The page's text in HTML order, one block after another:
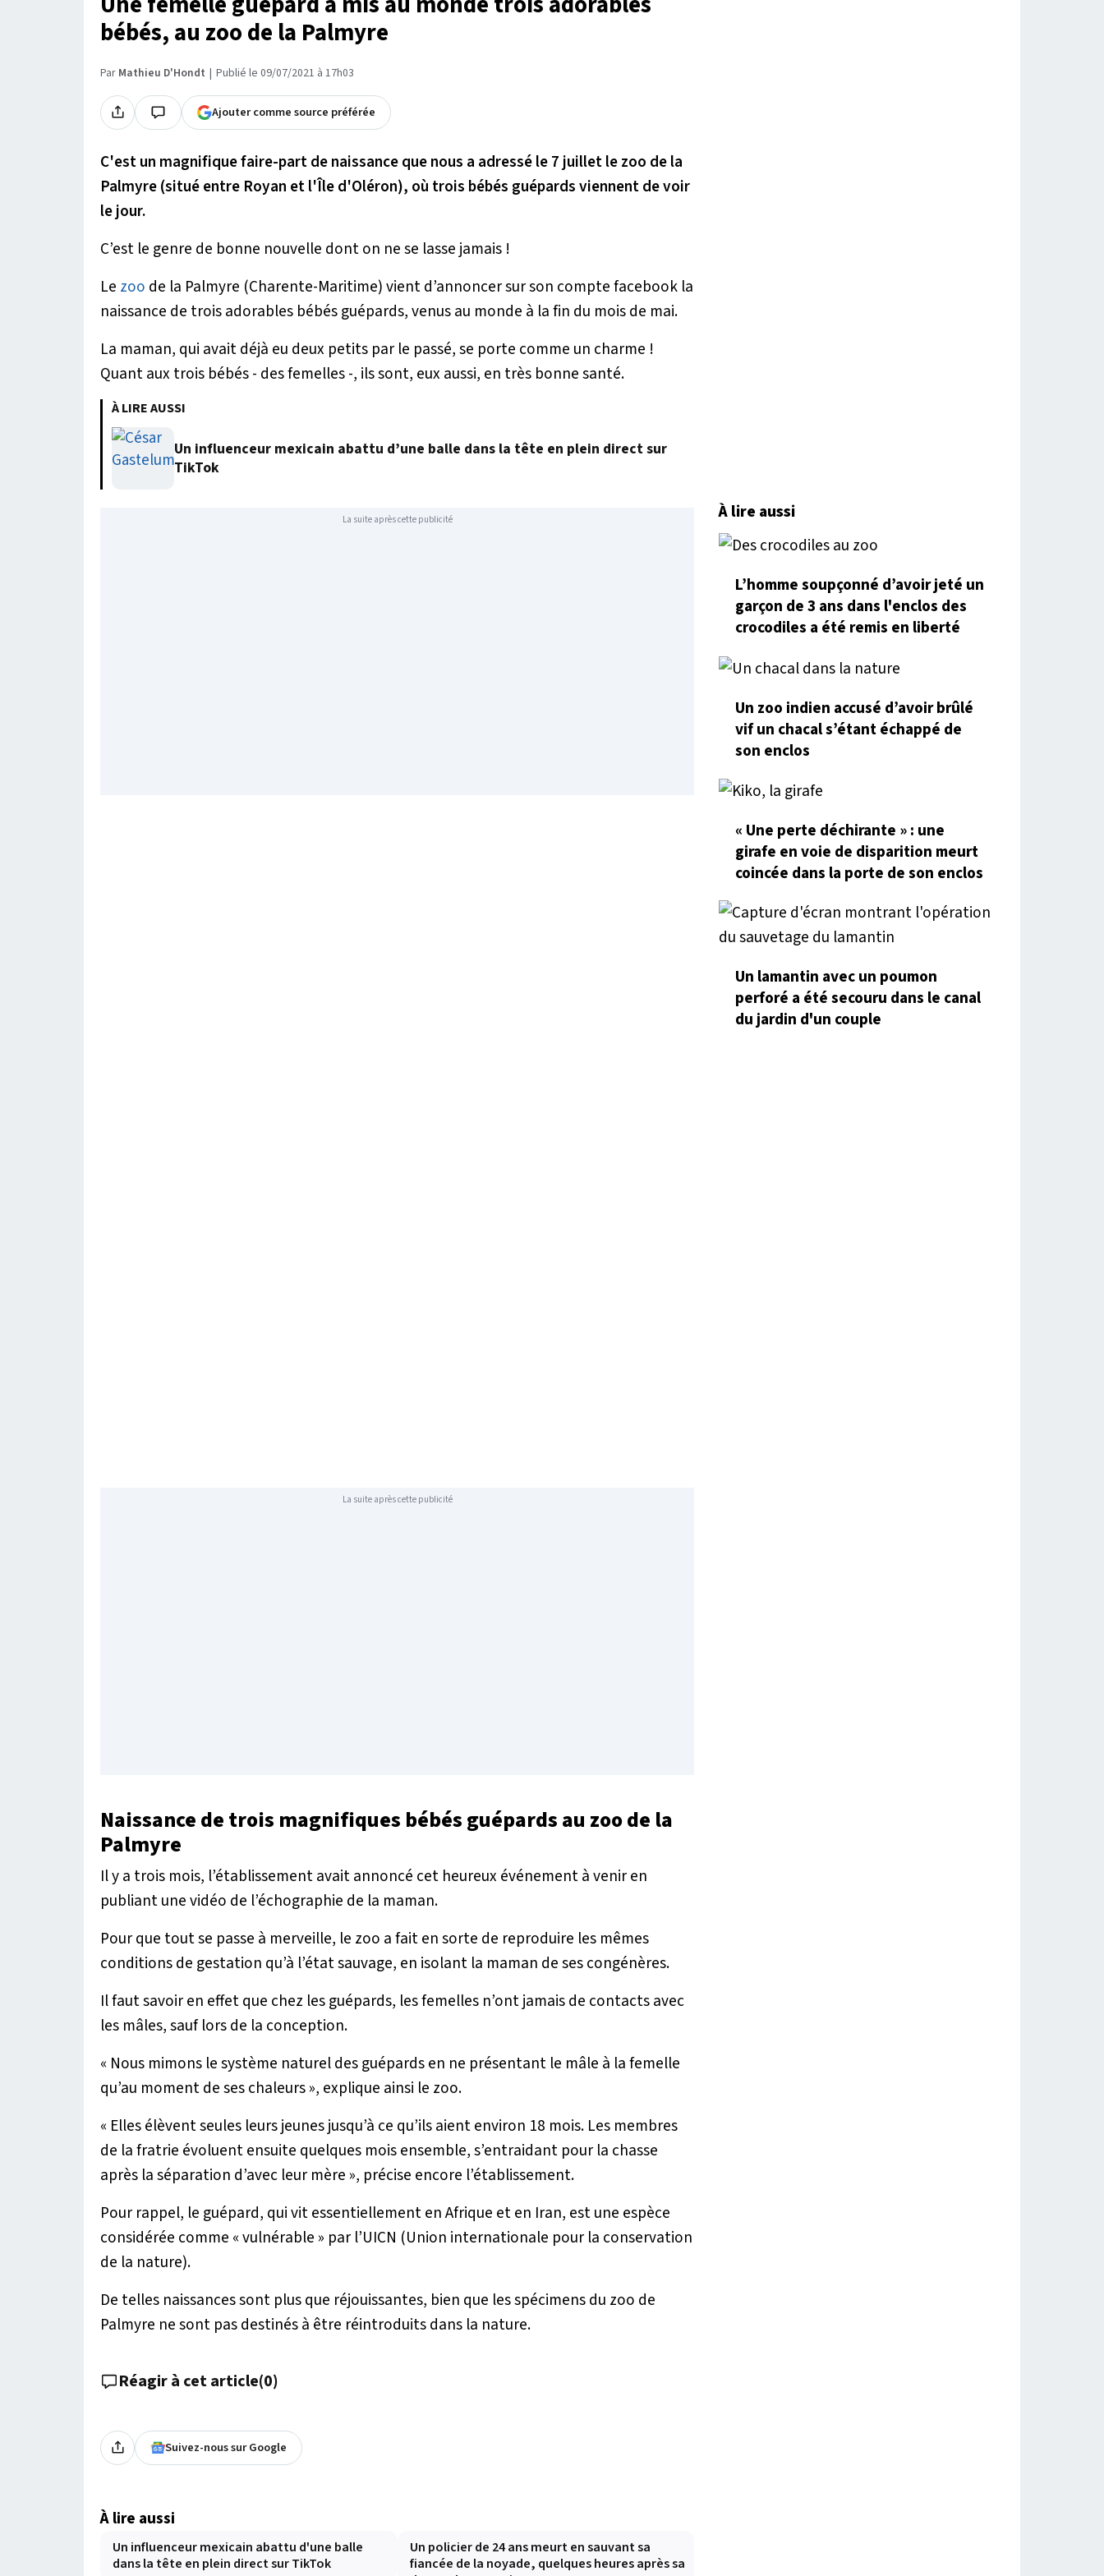
bébés, au zoo de la Palmyre
Par Mathieu D'Hondt Publié le 09/07/2021 à 17h03
Ajouter comme source préférée
C'est un magnifique faire-part de naissance que nous a adressé le 7 juillet le zoo de la
Palmyre (situé entre Royan et l'Île d'Oléron), où trois bébés guépards viennent de voir
le jour.
C’est le genre de bonne nouvelle dont on ne se lasse jamais !
Le zoo de la Palmyre (Charente-Maritime) vient d’annoncer sur son compte facebook la
naissance de trois adorables bébés guépards, venus au monde à la fin du mois de mai.
La maman, qui avait déjà eu deux petits par le passé, se porte comme un charme !
Quant aux trois bébés - des femelles -, ils sont, eux aussi, en très bonne santé.
À LIRE AUSSI
Un influenceur mexicain abattu d’une balle dans la tête en plein direct sur
TikTok
La suite après cette publicité
La suite après cette publicité
Naissance de trois magnifiques bébés guépards au zoo de la
Palmyre
Il y a trois mois, l’établissement avait annoncé cet heureux événement à venir en
publiant une vidéo de l’échographie de la maman.
Pour que tout se passe à merveille, le zoo a fait en sorte de reproduire les mêmes
conditions de gestation qu’à l’état sauvage, en isolant la maman de ses congénères.
Il faut savoir en effet que chez les guépards, les femelles n’ont jamais de contacts avec
les mâles, sauf lors de la conception.
« Nous mimons le système naturel des guépards en ne présentant le mâle à la femelle
qu’au moment de ses chaleurs», explique ainsi le zoo.
« Elles élèvent seules leurs jeunes jusqu’à ce qu’ils aient environ 18 mois. Les membres
de la fratrie évoluent ensuite quelques mois ensemble, s’entraidant pour la chasse
après la séparation d’avec leur mère », précise encore l’établissement.
Pour rappel, le guépard, qui vit essentiellement en Afrique et en Iran, est une espèce
considérée comme « vulnérable » par l’UICN (Union internationale pour la conservation
de la nature).
De telles naissances sont plus que réjouissantes, bien que les spécimens du zoo de
Palmyre ne sont pas destinés à être réintroduits dans la nature.
Réagir à cet article(0)
Suivez-nous sur Google
À lire aussi
Un influenceur mexicain abattu d'une balle
dans la tête en plein direct sur TikTok
Un policier de 24 ans meurt en sauvant sa
fiancée de la noyade, quelques heures après sa
À lire aussi
L’homme soupçonné d’avoir jeté un
garçon de 3 ans dans l'enclos des
crocodiles a été remis en liberté
Un zoo indien accusé d’avoir brûlé
vif un chacal s’étant échappé de
son enclos
« Une perte déchirante » : une
girafe en voie de disparition meurt
coincée dans la porte de son enclos
Un lamantin avec un poumon
perforé a été secouru dans le canal
du jardin d'un couple